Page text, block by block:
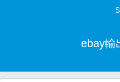
ebay輸